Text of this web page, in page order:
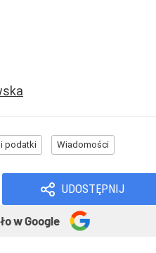
podatki Wiadomości
UDOSTĘPNIJ
w Google